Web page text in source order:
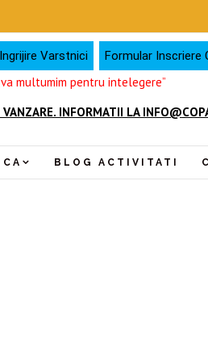
Varstnici Formular Inscriere
multumim pentru intelegere”
INFORMATII LA
BLOG ACTIVITATI